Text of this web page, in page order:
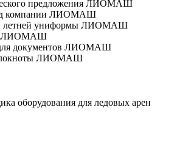
оборудования для ледовых арен